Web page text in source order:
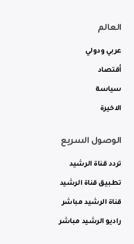
العالم
عربي ودولي
أقتصاد
سياسة
الاخيرة
الوصول السريع
تردد قناة الرشيد
تطبيق قناة الرشيد
قناة الرشيد مباشر
راديو الرشيد مباشر